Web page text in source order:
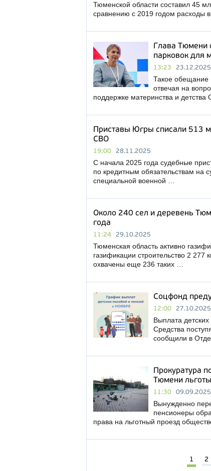
Тюменской области составил 45
сравнению с 2019 годом расходы в
Глава Тюмени
парковок для
13:23 23.12.2025
Такое обещание
отвечая на
поддержке материнства и
Приставы Югры списали 513
СВО
19:00 28.11.2025
С начала 2025 года судебные
по кредитным обязательствам на
специальной военной …
Около 240 сел и деревень
года
11:24 29.10.2025
Тюменская область активно
газификации строительство 2 277
охвачены еще 236 таких …
Соцфонд
12:00 27.10.2025
Выплата
Средства
сообщили в
Прокуратура
Тюмени
11:30 09.09.2025
Вынужденно
пенсионеры
права на льготный проезд
1 2